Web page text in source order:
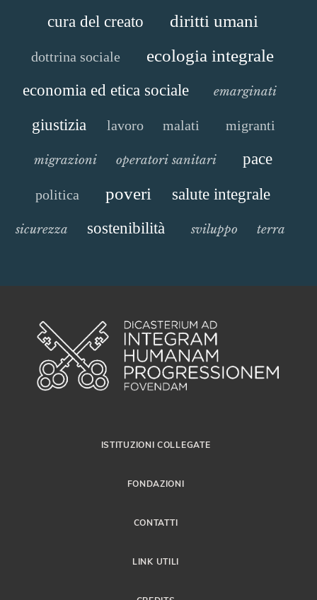
cura del creato diritti umani
dottrina sociale ecologia integrale
economia ed etica sociale emarginati
giustizia lavoro malati migranti
migrazioni operatori sanitari pace
politica poveri salute integrale
sicurezza sostenibilità sviluppo terra
ISTITUZIONI COLLEGATE
FONDAZIONI
CONTATTI
LINK UTILI